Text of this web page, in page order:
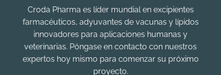
Croda Pharma es líder mundial en excipientes
farmacéuticos, adyuvantes de vacunas y lípidos
innovadores para aplicaciones humanas y
veterinarias. Póngase en contacto con nuestros
expertos hoy mismo para comenzar su próximo
proyecto.